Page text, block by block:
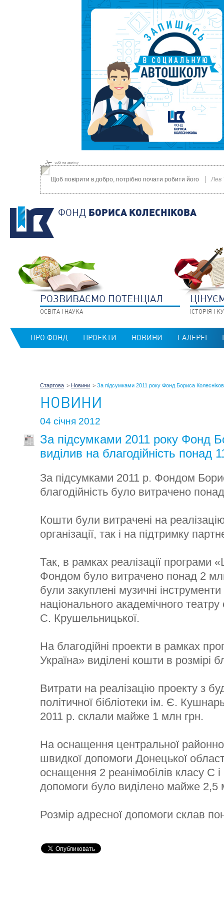
Щоб повірити в добро, потрібно почати робити його Лев
ФОНД БОРИСА КОЛЕСНIКОВА
РОЗВИВАЄМО ПОТЕНЦIАЛ
ОСВIТА I НАУКА IСТОРIЯ I
ПРО ФОНД ПРОЕКТИ НОВИНИ ГАЛЕРЕЇ
Стартова Новини За підсумками 2011 року Фонд Бориса
НОВИНИ
04 січня 2012
За підсумками 2011 року Фонд
виділив на благодійність понад
За підсумками 2011 р. Фондом
благодійність було витрачено
Кошти були витрачені на
організації, так і на підтримку
Так, в рамках реалізації програми
Фондом було витрачено понад 2
були закуплені музичні
національного академічного
С. Крушельницької.
На благодійні проекти в рамках
Україна» виділені кошти в розмірі
Витрати на реалізацію проекту з
політичної бібліотеки ім. Є.
2011 р. склали майже 1 млн грн.
На оснащення центральної районної
швидкої допомоги Донецької
оснащення 2 реанімобілів класу С
допомоги було виділено майже 2,5
Розмір адресної допомоги склав